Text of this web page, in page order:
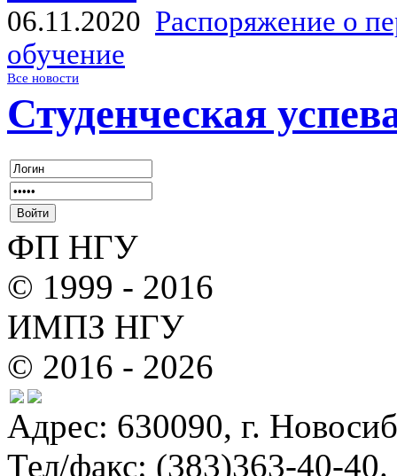
06.11.2020 Распоряжение о
обучение
Все новости
Студенческая
ФП НГУ
© 1999 - 2016
ИМПЗ НГУ
© 2016 - 2026
Адрес: 630090, г.
Тел/факс: (383)363-40-40.